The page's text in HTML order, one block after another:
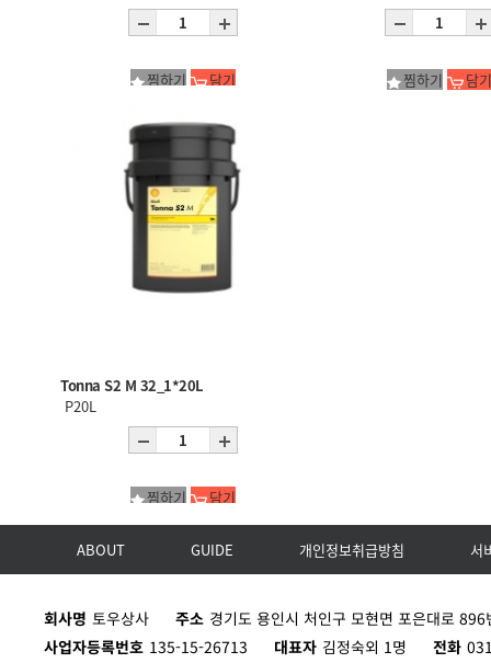
찜하기 담기 찜하기 담기
Tonna S2 M 32_1*20L
P20L
찜하기 담기
ABOUT GUIDE 개인정보취급방침 서
회사명 토우상사 주소 경기도 용인시 처인구 모현면 포은대로
사업자등록번호 135-15-26713 대표자 김정숙외 1명 전화